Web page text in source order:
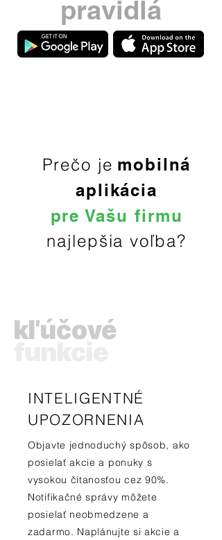
pravidlá
Prečo je mobilná
aplikácia
pre Vašu firmu
najlepšia voľba?
kľúčové
INTELIGENTNÉ
UPOZORNENIA
Objavte jednoduchý spôsob, ako
posielať akcie a ponuky s
vysokou čítanosťou cez 90%.
Notifikačné správy môžete
posielať neobmedzene a
zadarmo. Naplánujte si akcie a